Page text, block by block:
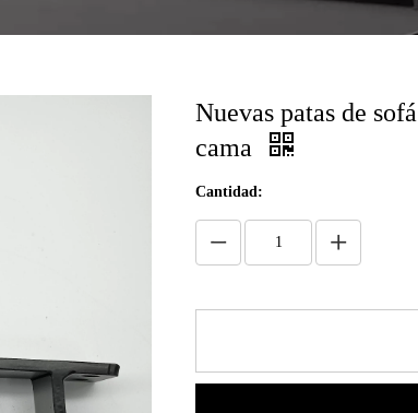
Nuevas patas de
cama
Cantidad: